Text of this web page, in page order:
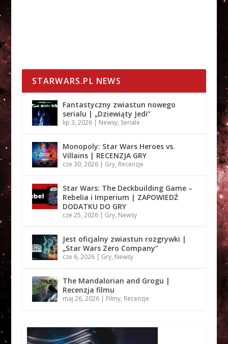
STARWARS.PL NEWS
Fantastyczny zwiastun nowego
serialu | „Dziewiąty Jedi”
lip 3, 2026| Newsy, Seriale
Monopoly: Star Wars Heroes vs.
Villains | RECENZJA GRY
cze 30, 2026| Gry, Recenzje
Star Wars: The Deckbuilding Game –
Rebelia i Imperium | ZAPOWIEDŹ
DODATKU DO GRY
cze 25, 2026| Gry, Newsy
Jest oficjalny zwiastun rozgrywki |
„Star Wars Zero Company”
cze 6, 2026| Gry, Newsy
The Mandalorian and Grogu |
Recenzja filmu
maj 26, 2026| Filmy, Recenzje